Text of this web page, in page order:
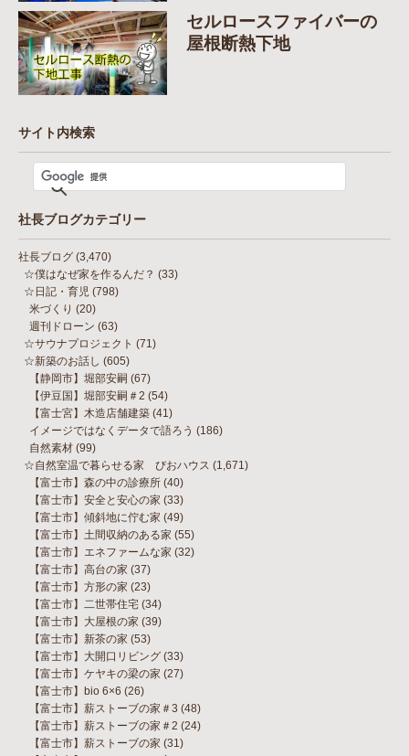
セルロースファイバーの
屋根断熱下地
サイト内検索
社長ブログカテゴリー
社長ブログ (3,470)
☆僕はなぜ家を作るんだ？ (33)
☆日記・育児 (798)
米づくり (20)
週刊ドローン (63)
☆サウナプロジェクト (71)
☆新築のお話し (605)
【静岡市】堀部安嗣 (67)
【伊豆国】堀部安嗣＃2 (54)
【富士宮】木造店舗建築 (41)
イメージではなくデータで語ろう (186)
自然素材 (99)
☆自然室温で暮らせる家 びおハウス (1,671)
【富士市】森の中の診療所 (40)
【富士市】安全と安心の家 (33)
【富士市】傾斜地に佇む家 (49)
【富士市】土間収納のある家 (55)
【富士市】エネファームな家 (32)
【富士市】高台の家 (37)
【富士市】方形の家 (23)
【富士市】二世帯住宅 (34)
【富士市】大屋根の家 (39)
【富士市】新茶の家 (53)
【富士市】大開口リビング (33)
【富士市】ケヤキの梁の家 (27)
【富士市】bio 6×6 (26)
【富士市】薪ストーブの家＃3 (48)
【富士市】薪ストーブの家＃2 (24)
【富士市】薪ストーブの家 (31)